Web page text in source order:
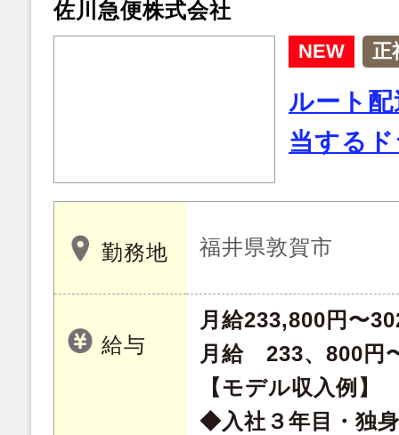
佐川急便株式会社
NEW 正
ルート
当する
勤務地 福井県敦賀市
給与
月給233,800円〜
月給 233、800円
【モデル収入例】
◆入社３年目・独身